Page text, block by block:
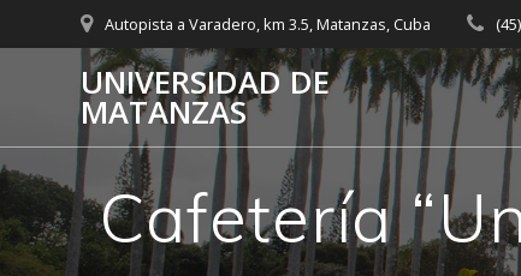
al
contenido
Autopista a Varadero, km 3.5, Matanzas, Cuba
UNIVERSIDAD DE
MATANZAS
Cafetería